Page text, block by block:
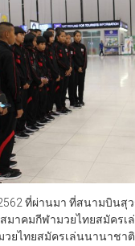
ที่ผ่านมา ที่สนามบินสุ
าคมกีฬามวยไทยสมัครเ
ยไทยสมัครเล่นนานาชาติ